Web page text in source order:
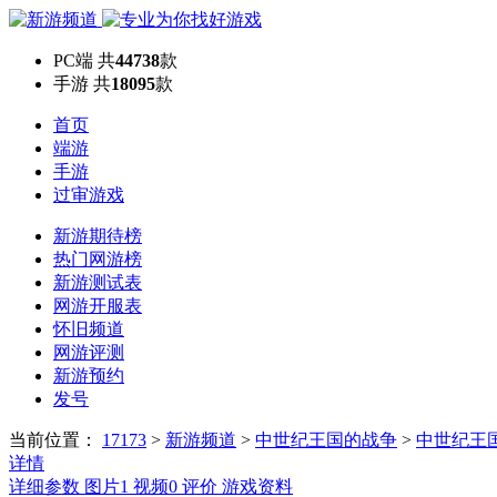
PC端 共44738款
手游 共18095款
首页
端游
手游
过审游戏
新游期待榜
热门网游榜
新游测试表
网游开服表
怀旧频道
网游评测
新游预约
发号
当前位置： 17173 > 新游频道 > 中世纪王国的战争 > 中世纪王
详情
详细参数 图片1 视频0 评价 游戏资料